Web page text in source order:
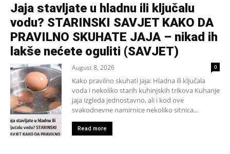
Jaja stavljate u hladnu ili ključalu
vodu? STARINSKI SAVJET KAKO DA
PRAVILNO SKUHATE JAJA – nikad ih
lakše nećete oguliti (SAVJET)
August 8, 2026 0
Kako pravilno skuhati jaja: Hladna ili ključala
voda i nekoliko starih kuhinjskih trikova Kuhanje
jaja izgleda jednostavno, ali i kod ove
svakodnevne namirnice nekoliko sitnica...
Read more